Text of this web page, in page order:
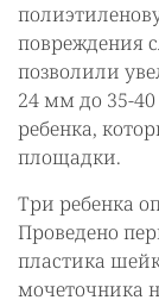
повреждения
позволили
24 мм до 35-
ребенка,
площадки.
Три ребенка
Проведено
пластика
мочеточника